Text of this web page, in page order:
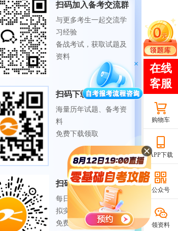
扫码加入备考交流群
与更多考生一起交流学
习经验
备战考试，获取试题及
资料
扫码下载APP
海量历年试题、备考资
料
免费下载领取
扫码进入微信小程序
每日练题巩固、考前模
拟实战
免费体验自考365海量试
购物车
APP下载
公众号
领资料